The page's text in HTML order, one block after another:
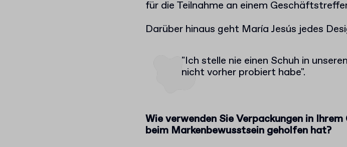
für die Teilnahme an einem
Darüber hinaus geht María Jesús jedes
"Ich stelle nie einen Schuh in
nicht vorher probiert habe".
Wie verwenden Sie Verpackungen in
beim Markenbewusstsein geholfen hat?